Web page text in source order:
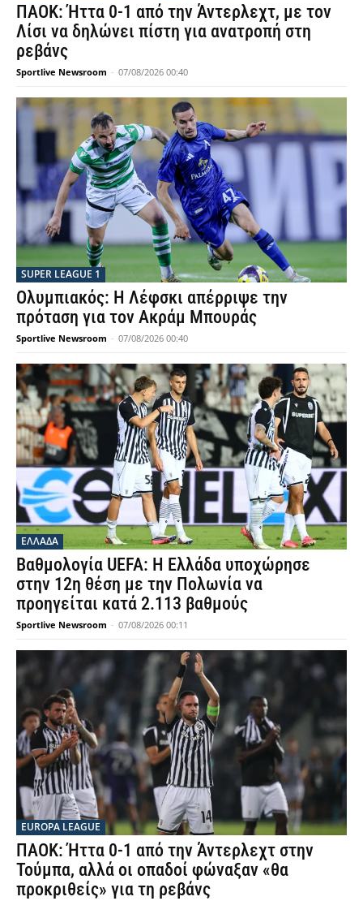
ΠΑΟΚ: Ήττα 0-1 από την Άντερλεχτ, με τον
Λίσι να δηλώνει πίστη για ανατροπή στη
ρεβάνς
Sportlive Newsroom - 07/08/2026 00:40
SUPER LEAGUE 1
Ολυμπιακός: Η Λέφσκι απέρριψε την
πρόταση για τον Ακράμ Μπουράς
Sportlive Newsroom - 07/08/2026 00:40
ΕΛΛΑΔΑ
Βαθμολογία UEFA: Η Ελλάδα υποχώρησε
στην 12η θέση με την Πολωνία να
προηγείται κατά 2.113 βαθμούς
Sportlive Newsroom - 07/08/2026 00:11
EUROPA LEAGUE
ΠΑΟΚ: Ήττα 0-1 από την Άντερλεχτ στην
Τούμπα, αλλά οι οπαδοί φώναξαν «θα
προκριθείς» για τη ρεβάνς